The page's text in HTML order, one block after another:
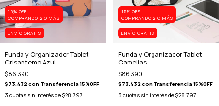
15% OFF
COMPRANDO 2 O MÁS
ENVÍO GRATIS
Funda y Organizador Tablet
Crisantemo Azul
$86.390
$73.432con Transferencia 15%0FF
3 cuotas sin interés de $28.797
15% OFF
COMPRANDO 2 O MÁS
ENVÍO GRATIS
Funda y Organizador Tablet
Camelias
$86.390
$73.432con Transferencia 15%0FF
3 cuotas sin interés de $28.797